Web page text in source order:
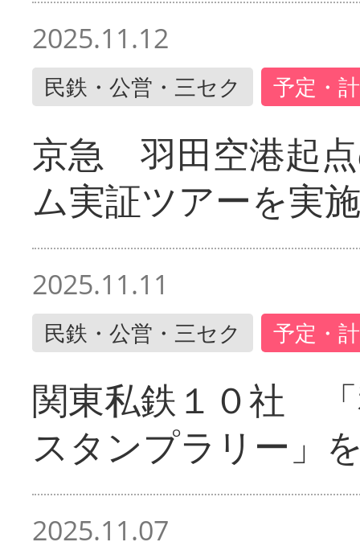
2025.11.12
民鉄・公営・三セク 予定・
京急 羽田空港起
ム実証ツアーを実施
2025.11.11
民鉄・公営・三セク 予定・
関東私鉄１０社
スタンプラリー」
2025.11.07